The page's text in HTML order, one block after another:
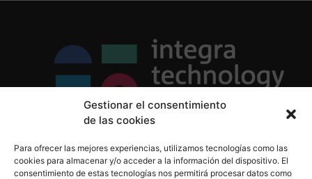
Gestionar el consentimiento
de las cookies
Para ofrecer las mejores experiencias, utilizamos tecnologías como las
cookies para almacenar y/o acceder a la información del dispositivo. El
consentimiento de estas tecnologías nos permitirá procesar datos como
Política de Cookies
Aviso Legal